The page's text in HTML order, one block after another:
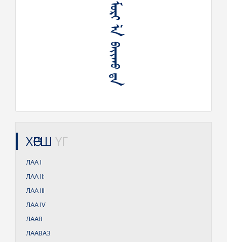
ᠮᠣᠷᠢ ᠯᠠ ᠪᠠᠶᠢᠬᠤ ᠳᠠ
ХӨРШ ҮГ
ЛААI
ЛААII:
ЛААIII
ЛААIV
ЛААВ
ЛААВАЗ